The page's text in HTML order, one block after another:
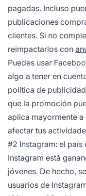
pagadas. Incluso
publicaciones
clientes. Si no
reimpactarlos con
Puedes usar
algo a tener en
política de publicidad
que la promoción
aplica mayormente
afectar tus
#2 Instagram: el país
Instagram está
jóvenes. De hecho,
usuarios de